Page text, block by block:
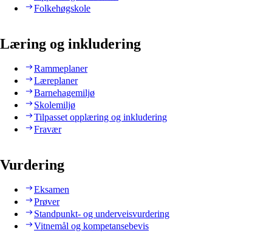
Folkehøgskole
Læring og inkludering
Rammeplaner
Læreplaner
Barnehagemiljø
Skolemiljø
Tilpasset opplæring og inkludering
Fravær
Vurdering
Eksamen
Prøver
Standpunkt- og underveisvurdering
Vitnemål og kompetansebevis